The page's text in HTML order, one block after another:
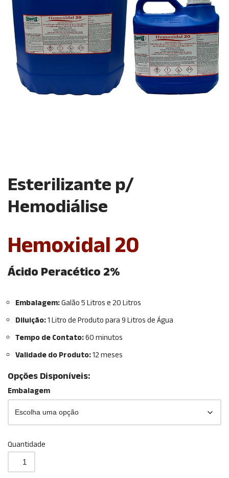
Esterilizante p/
Hemodiálise
Hemoxidal 20
Ácido Peracético 2%
Embalagem:Galão 5 Litros e 20 Litros
Diluição:1 Litro de Produto para 9 Litros de Água
Tempo de Contato:60 minutos
Validade do Produto:12 meses
Opções Disponíveis:
Embalagem
Quantidade